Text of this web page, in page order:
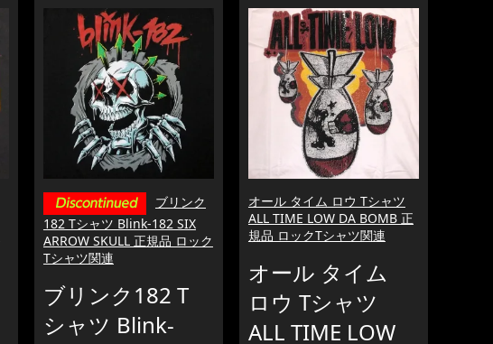
ブリンク
182 Tシャツ Blink-182 SIX
ARROW SKULL 正規品 ロック
Tシャツ関連
ブリンク182 T
シャツ Blink-
オール タイム ロウ Tシャツ
ALL TIME LOW DA BOMB 正
規品 ロックTシャツ関連
オール タイム
ロウ Tシャツ
ALL TIME LOW